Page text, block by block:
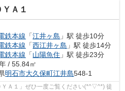
ＹＡ１
鉄本線 「江井ヶ島 」駅 徒歩10分
鉄本線 「西江井ヶ島 」駅 徒歩14分
鉄本線 「山陽魚住 」駅 徒歩23分
/ 55.84㎡
明石市大久保町江井島548-1
Ａ１」ぜひ一度ご覧ください(*^▽^*) 徒